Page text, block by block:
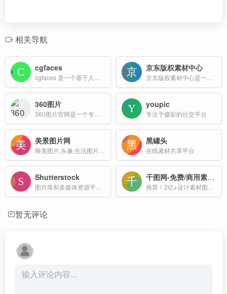
相关导航
cgfaces 京东版权素材中心
360图片 youpic
专注于摄影的社交平台
美景图片网 黑罐头
在线素材共享平台
Shutterstock 千图网-免费/商用素材库
暂无评论